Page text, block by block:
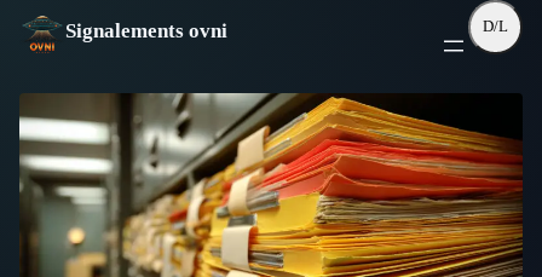
Aller
Signalements ovni D/L